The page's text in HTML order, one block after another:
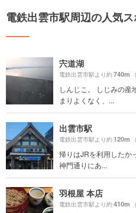
電鉄出雲市駅周辺の人気ス
宍道湖
電鉄出雲市駅より約740m
しんじこ。 しじみの産
まりよくなく、...
出雲市駅
電鉄出雲市駅より約120m
帰りはJRを利用したか
神門通りにあ...
羽根屋 本店
電鉄出雲市駅より約410m